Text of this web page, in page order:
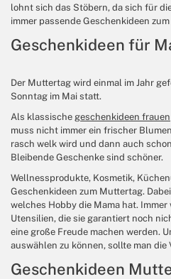
lohnt sich das Stöbern, da sich für
immer passende Geschenkideen
Geschenkideen für
Der Muttertag wird einmal im Jahr
Sonntag im Mai statt.
Als klassische geschenkideen frauen
muss nicht immer ein frischer
rasch welk wird und dann auch
Bleibende Geschenke sind schöner.
Wellnessprodukte, Kosmetik,
Geschenkideen zum Muttertag.
welches Hobby die Mama hat.
Utensilien, die sie garantiert noch
eine große Freude machen werden.
auswählen zu können, sollte man die
Geschenkideen